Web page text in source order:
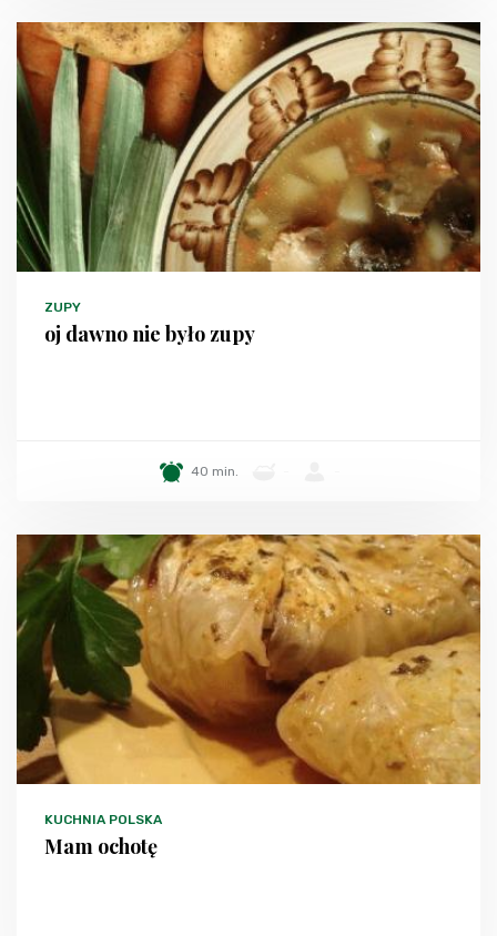
ZUPY
oj dawno nie było zupy
40 min.
KUCHNIA POLSKA
Mam ochotę